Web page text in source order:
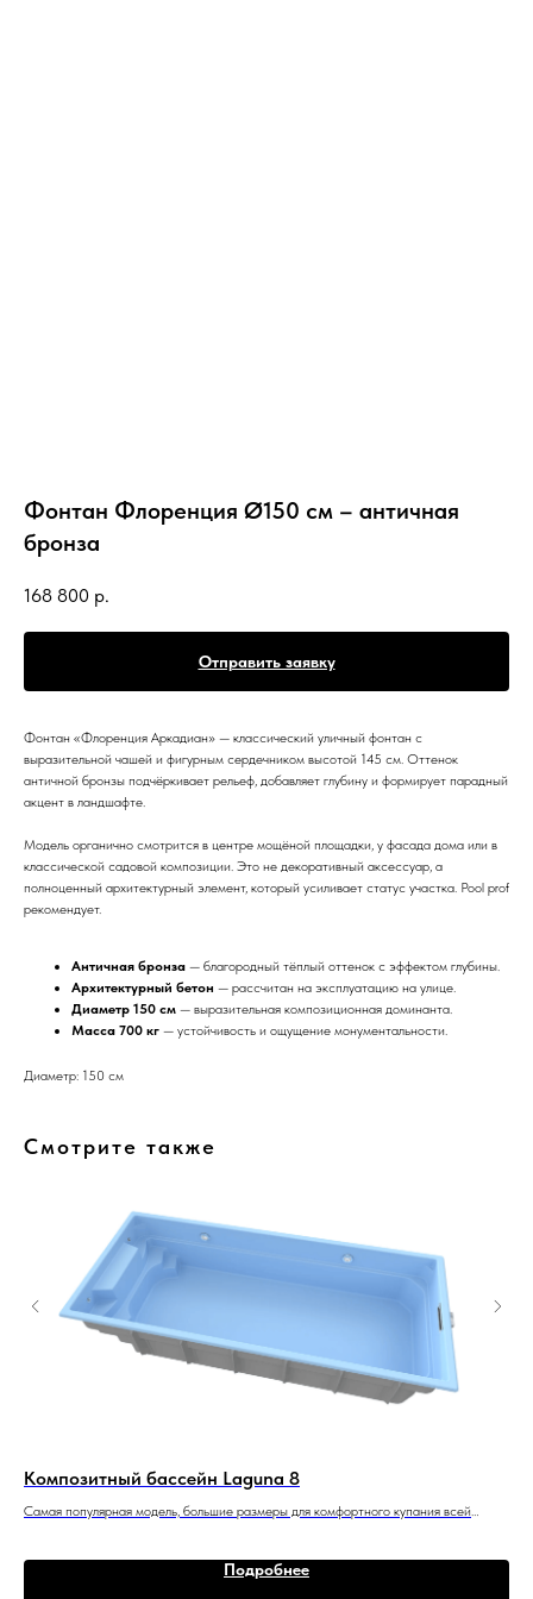
Фонтан Флоренция Ø150 см – античная
бронза
168 800 р.
Отправить заявку
Фонтан «Флоренция Аркадиан» — классический уличный фонтан с
выразительной чашей и фигурным сердечником высотой 145 см. Оттенок
античной бронзы подчёркивает рельеф, добавляет глубину и формирует парадный
акцент в ландшафте.
Модель органично смотрится в центре мощёной площадки, у фасада дома или в
классической садовой композиции. Это не декоративный аксессуар, а
полноценный архитектурный элемент, который усиливает статус участка. Pool prof
рекомендует.
Античная бронза — благородный тёплый оттенок с эффектом глубины.
Архитектурный бетон — рассчитан на эксплуатацию на улице.
Диаметр 150 см — выразительная композиционная доминанта.
Масса 700 кг — устойчивость и ощущение монументальности.
Диаметр: 150 см
Смотрите также
Композитный бассейн Laguna 8
Самая популярная модель, большие размеры для комфортного купания всей
Подробнее